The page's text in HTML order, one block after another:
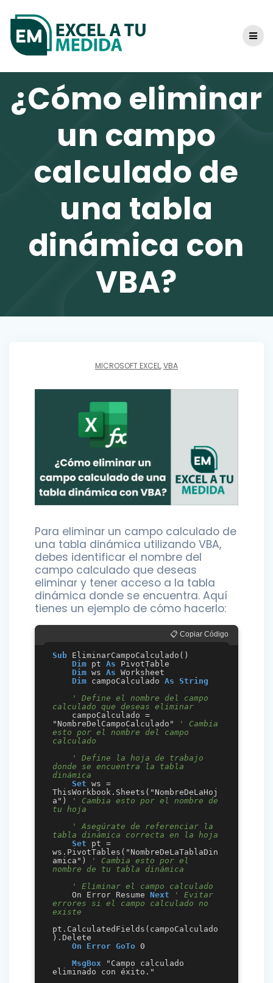
content
¿Cómo eliminar
un campo
calculado de
una tabla
dinámica con
VBA?
MICROSOFT EXCEL,VBA
Para eliminar un campo calculado de
una tabla dinámica utilizando VBA,
debes identificar el nombre del
campo calculado que deseas
eliminar y tener acceso a la tabla
dinámica donde se encuentra. Aquí
tienes un ejemplo de cómo hacerlo:
📋 Copiar Código
Sub EliminarCampoCalculado()
Dim pt As PivotTable
Dim ws As Worksheet
Dim campoCalculado As String
' Define el nombre del campo
calculado que deseas eliminar
"NombreDelCampoCalculado"
' Cambia
esto por el nombre del campo
calculado
' Define la hoja de trabajo
donde se encuentra la tabla
dinámica
Set ws =
ThisWorkbook.Sheets("NombreDeLaHoj
a")
' Cambia esto por el nombre de
tu hoja
' Asegúrate de referenciar la
tabla dinámica correcta en la hoja
Set pt =
ws.PivotTables("NombreDeLaTablaDin
amica")
' Cambia esto por el
nombre de tu tabla dinámica
' Eliminar el campo calculado
    On Error Resume
Next
' Evitar
errores si el campo calculado no
existe
pt.CalculatedFields(campoCalculado
).Delete
On Error GoTo 0
MsgBox "Campo calculado
eliminado con éxito."